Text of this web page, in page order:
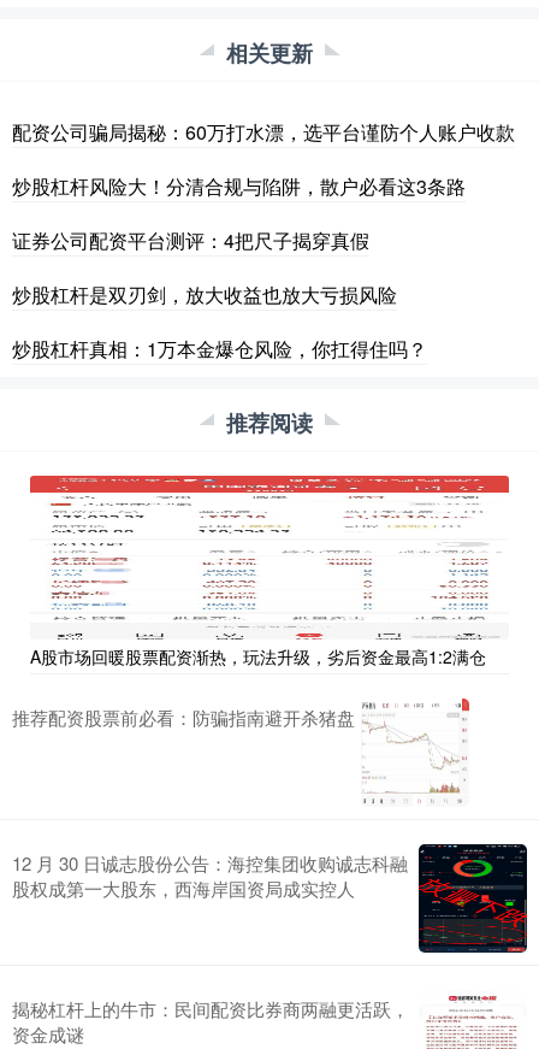
相关更新
配资公司骗局揭秘：60万打水漂，选平台谨防个人账户收款
炒股杠杆风险大！分清合规与陷阱，散户必看这3条路
证券公司配资平台测评：4把尺子揭穿真假
炒股杠杆是双刃剑，放大收益也放大亏损风险
炒股杠杆真相：1万本金爆仓风险，你扛得住吗？
推荐阅读
A股市场回暖股票配资渐热，玩法升级，劣后资金最高1:2满仓
推荐配资股票前必看：防骗指南避开杀猪盘
12 月 30 日诚志股份公告：海控集团收购诚志科融
股权成第一大股东，西海岸国资局成实控人
揭秘杠杆上的牛市：民间配资比券商两融更活跃，
资金成谜